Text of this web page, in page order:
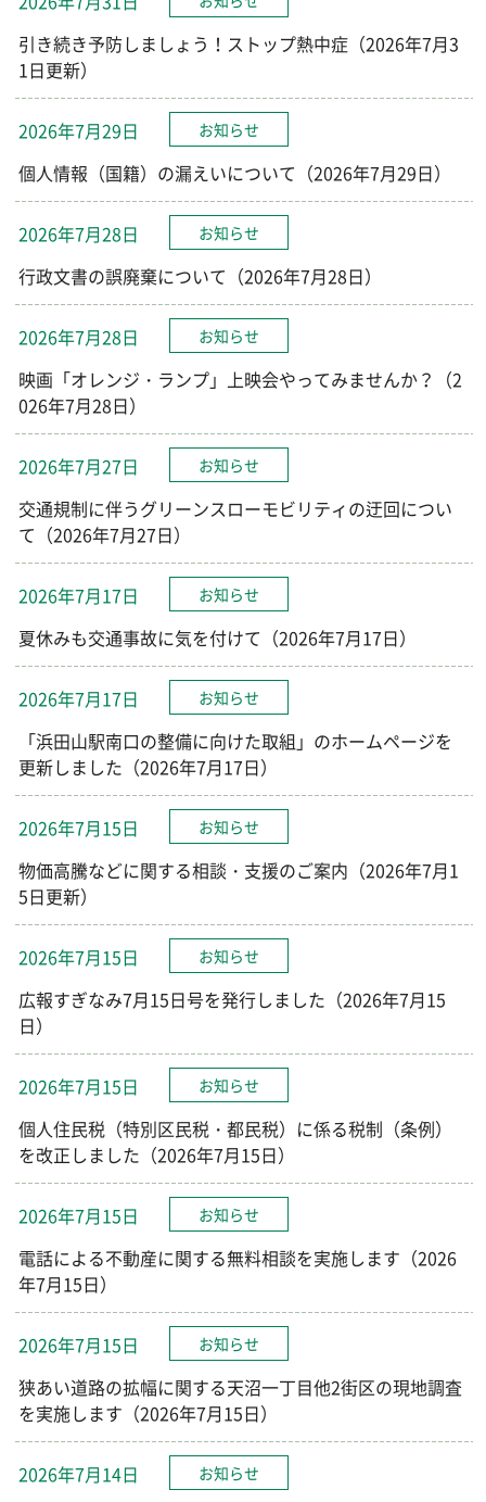
引き続き予防しましょう！ストップ熱中症（2026年7月3
1日更新）
2026年7月29日 お知らせ
個人情報（国籍）の漏えいについて（2026年7月29日）
2026年7月28日 お知らせ
行政文書の誤廃棄について（2026年7月28日）
2026年7月28日 お知らせ
映画「オレンジ・ランプ」上映会やってみませんか？（2
026年7月28日）
2026年7月27日 お知らせ
交通規制に伴うグリーンスローモビリティの迂回につい
て（2026年7月27日）
2026年7月17日 お知らせ
夏休みも交通事故に気を付けて（2026年7月17日）
2026年7月17日 お知らせ
「浜田山駅南口の整備に向けた取組」のホームページを
更新しました（2026年7月17日）
2026年7月15日 お知らせ
物価高騰などに関する相談・支援のご案内（2026年7月1
5日更新）
2026年7月15日 お知らせ
広報すぎなみ7月15日号を発行しました（2026年7月15
日）
2026年7月15日 お知らせ
個人住民税（特別区民税・都民税）に係る税制（条例）
を改正しました（2026年7月15日）
2026年7月15日 お知らせ
電話による不動産に関する無料相談を実施します（2026
年7月15日）
2026年7月15日 お知らせ
狭あい道路の拡幅に関する天沼一丁目他2街区の現地調査
を実施します（2026年7月15日）
2026年7月14日 お知らせ